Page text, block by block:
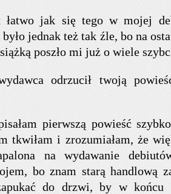
łatwo jak się tego w mojej
jednak też tak źle, bo na
poszło mi już o wiele
odrzucił twoją
pierwszą powieść
tkwiłam i zrozumiałam, że
na wydawanie
bo znam starą handlową
do drzwi, by w końcu